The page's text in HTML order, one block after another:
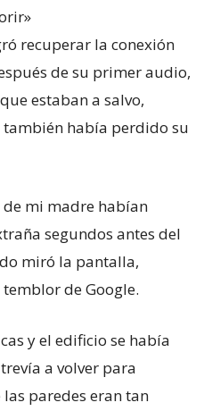
recuperar la conexión
de su primer audio,
estaban a salvo,
había perdido su
mi madre habían
segundos antes del
miró la pantalla,
de Google.
y el edificio se había
a volver para
paredes eran tan